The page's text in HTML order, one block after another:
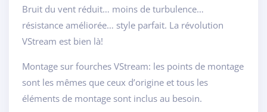
Bruit du vent réduit… moins de turbulence…
résistance améliorée… style parfait. La révolution
VStream est bien là!
Montage sur fourches VStream: les points de montage
sont les mêmes que ceux d’origine et tous les
éléments de montage sont inclus au besoin.